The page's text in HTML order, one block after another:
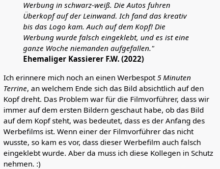
Werbung in schwarz-weiß. Die Autos fuhren
Überkopf auf der Leinwand. Ich fand das kreativ
bis das Logo kam. Auch auf dem Kopf! Die
Werbung wurde falsch eingeklebt, und es ist eine
ganze Woche niemanden aufgefallen."
Ehemaliger Kassierer F.W. (2022)
Ich erinnere mich noch an einen Werbespot5 Minuten
Terrine, an welchem Ende sich das Bild absichtlich auf den
Kopf dreht. Das Problem war für die Filmvorführer, dass wir
immer auf dem ersten Bildern geschaut habe, ob das Bild
auf dem Kopf steht, was bedeutet, dass es der Anfang des
Werbefilms ist. Wenn einer der Filmvorführer das nicht
wusste, so kam es vor, dass dieser Werbefilm auch falsch
eingeklebt wurde. Aber da muss ich diese Kollegen in Schutz
nehmen. :)